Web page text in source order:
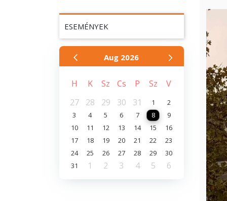
ESEMÉNYEK
Aug 2026
H K Sz Cs P Sz
V
27
28 29 30 31 1
2
3
4 5 6 7 8
9
10
11 12 13 14 15
16
17
18 19 20 21 22
23
24
25 26 27 28 29
30
31
1 2 3 4 5 6